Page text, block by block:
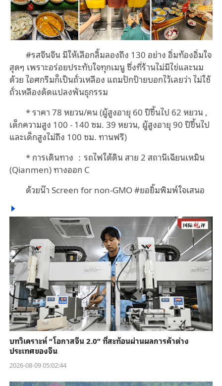
#รสจีนจีน มีให้เลือกลิ้มลองถึง 130 อย่าง อิ่มท้องอิ่มใจ
สุดๆ เพราะอร่อยประทับใจทุกเมนู ซึ่งที่ร้านไม่มีไข่และนม
ด้วย ไอศกรีมก็เป็นถั่วเหลือง แถมปักป้ายบอกไว้เลยว่า ไม่ใช้
ถั่วเหลืองดัดแปลงพันธุกรรม
* ราคา78หยวน/คน(ผู้สูงอายุ 60 ปีขึ้นไป 62 หยวน ,
เด็กความสูง 100 - 140 ซม. 39 หยวน, ผู้สูงอายุ 90 ปีขึ้นไป
และเด็กสูงไม่ถึง 100 ซม. ทานฟรี)
*การเดินทาง ：รถไฟใต้ดิน สาย2 สถานีเฉียนเหมิน
(Qianmen)ทางออก C
ด้วยน๊า Screen for non-GMO #ยอยิ้มพิมพ์ใจเสนอ
บทวิเคราะห์ “โอกาสจีน 2.0” ที่สะท้อนผ่านผลการค้าต่าง
ประเทศของจีน
2026-08-09 05:02:44